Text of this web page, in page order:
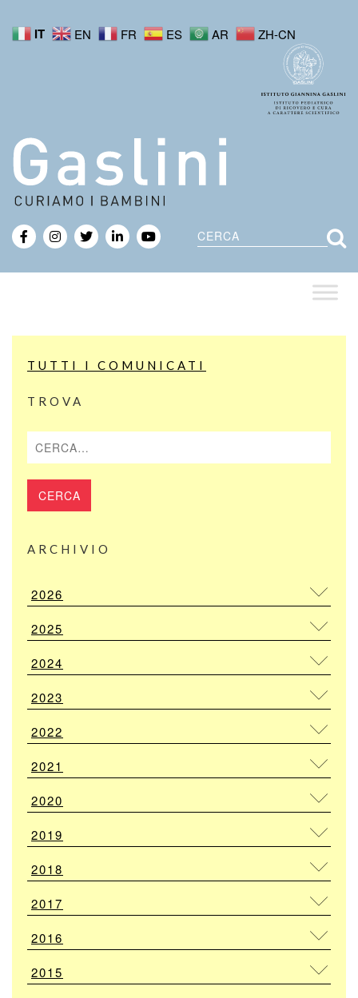
IT EN FR ES AR ZH-CN
Cerca
TUTTI I COMUNICATI
TROVA
ARCHIVIO
2026
2025
2024
2023
2022
2021
2020
2019
2018
2017
2016
2015